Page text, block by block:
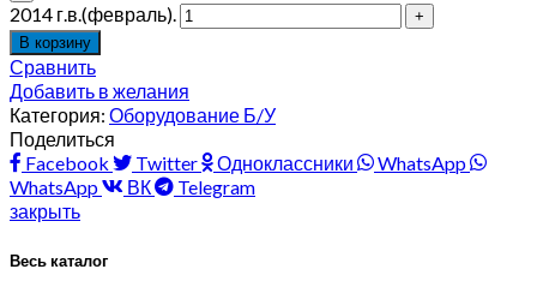
2014 г.в.(февраль).
В корзину
Сравнить
Добавить в желания
Категория: Оборудование Б/У
Поделиться
Facebook
Twitter Одноклассники
WhatsApp
WhatsApp
ВК
Telegram
закрыть
Весь каталог